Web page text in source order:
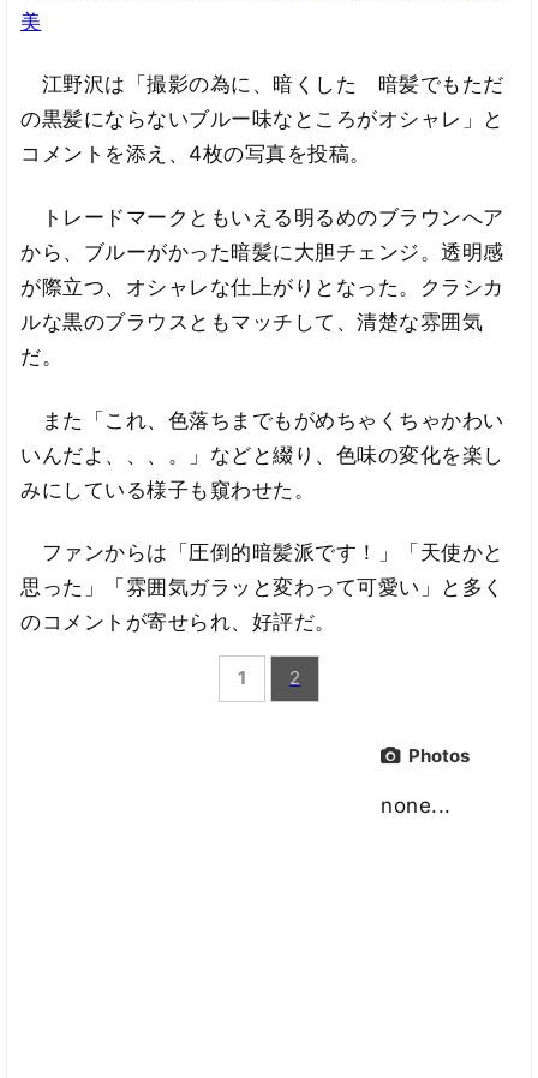
美
江野沢は「撮影の為に、暗くした 暗髪でもただ
の黒髪にならないブルー味なところがオシャレ」と
コメントを添え、4枚の写真を投稿。
トレードマークともいえる明るめのブラウンへア
から、ブルーがかった暗髪に大胆チェンジ。透明感
が際立つ、オシャレな仕上がりとなった。クラシカ
ルな黒のブラウスともマッチして、清楚な雰囲気
だ。
また「これ、色落ちまでもがめちゃくちゃかわい
いんだよ、、、。」などと綴り、色味の変化を楽し
みにしている様子も窺わせた。
ファンからは「圧倒的暗髪派です！」「天使かと
思った」「雰囲気ガラッと変わって可愛い」と多く
のコメントが寄せられ、好評だ。
1 2
Photos
none...